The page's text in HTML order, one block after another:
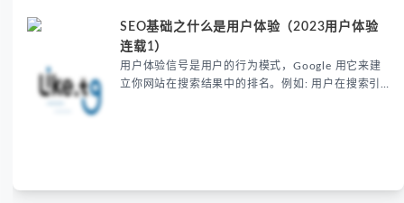
SEO基础之什么是用户体验（2023用户体验
连载1）
用户体验信号是用户的行为模式，Google 用它来建
立你网站在搜索结果中的排名。例如: 用户在搜索引